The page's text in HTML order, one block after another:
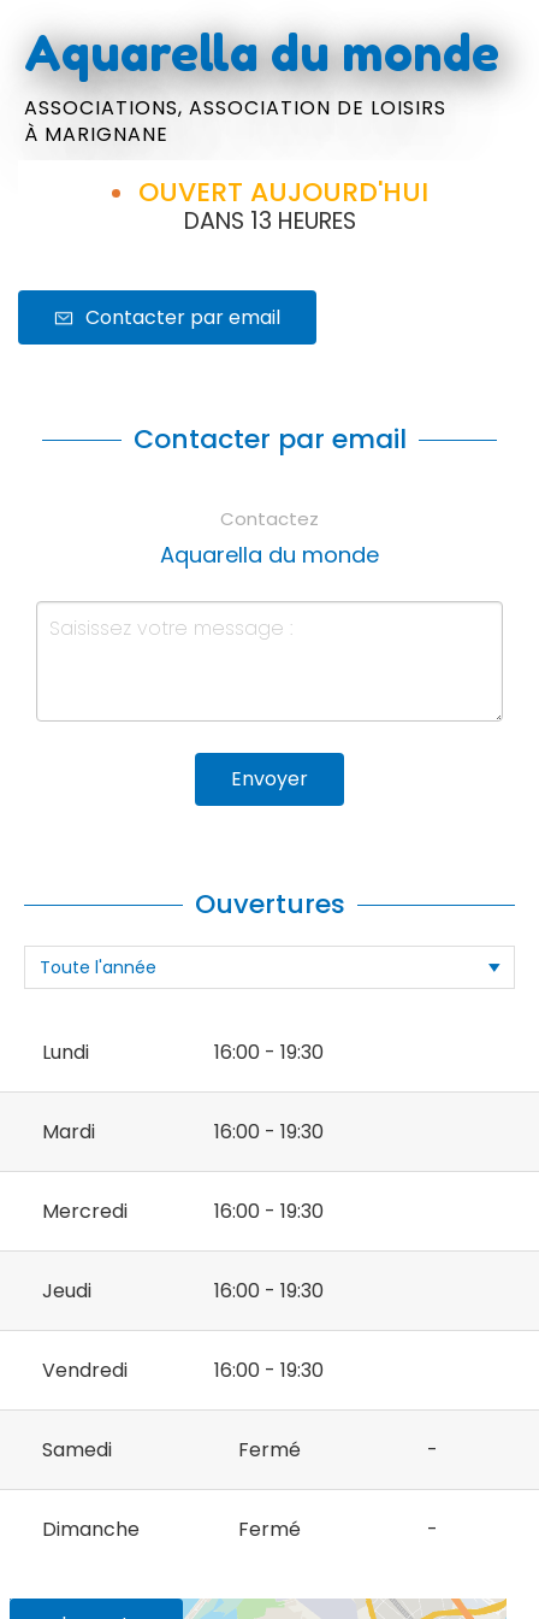
Aquarella du monde
ASSOCIATIONS, ASSOCIATION DE LOISIRS
À MARIGNANE
OUVERT AUJOURD'HUI
DANS 13 HEURES
Contacter par email
Contacter par email
Contactez
Aquarella du monde
Envoyer
Ouvertures
Lundi 16:00 - 19:30
Mardi 16:00 - 19:30
Mercredi 16:00 - 19:30
Jeudi 16:00 - 19:30
Vendredi 16:00 - 19:30
Samedi Fermé -
Dimanche Fermé -